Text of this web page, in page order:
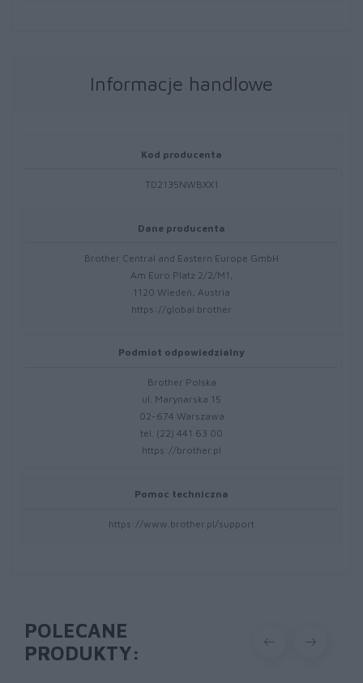
Informacje handlowe
Kod producenta
TD2135NWBXX1
Dane producenta
Brother Central and Eastern Europe GmbH
Am Euro Platz 2/2/M1,
1120 Wiedeń, Austria
https://global.brother
Podmiot odpowiedzialny
Brother Polska
ul. Marynarska 15
02-674 Warszawa
tel. (22) 441 63 00
https://brother.pl
Pomoc techniczna
https://www.brother.pl/support
POLECANE
PRODUKTY: